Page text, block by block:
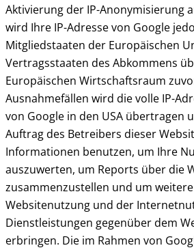
Aktivierung der IP-Anonymisierung
wird Ihre IP-Adresse von Google
Mitgliedstaaten der Europäischen
Vertragsstaaten des Abkommens
Europäischen Wirtschaftsraum
Ausnahmefällen wird die volle IP-
von Google in den USA übertragen
Auftrag des Betreibers dieser
Informationen benutzen, um Ihre
auszuwerten, um Reports über die
zusammenzustellen und um
Websitenutzung und der
Dienstleistungen gegenüber dem
erbringen. Die im Rahmen von